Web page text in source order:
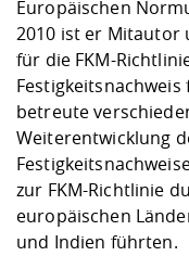
Europäischen
2010 ist er Mitautor
für die FKM-
betreute
Weiterentwicklung
zur FKM-Richtlinie
europäischen
und Indien führten.